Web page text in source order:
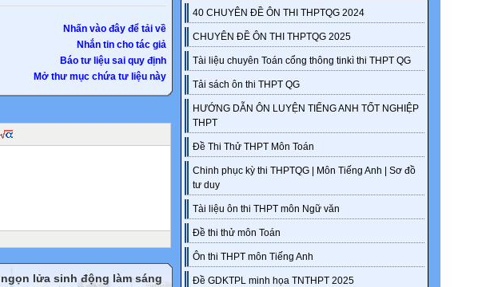
40 CHUYÊN ĐỀ ÔN THI THPTQG 2024
CHUYÊN ĐỀ ÔN THI THPTQG 2025
Tài liệu chuyên Toán cổng thông tinkì thi THPT QG
Tải sách ôn thi THPT QG
HƯỚNG DẪN ÔN LUYỆN TIẾNG ANH TỐT NGHIỆP
THPT
Đề Thi Thử THPT Môn Toán
Chinh phục kỳ thi THPTQG | Môn Tiếng Anh | Sơ đồ
tư duy
Tài liệu ôn thi THPT môn Ngữ văn
Đề thi thử môn Toán
Ôn thi THPT môn Tiếng Anh
Đề GDKTPL minh họa TNTHPT 2025
Nhấn vào đây để tải về
Nhắn tin cho tác giả
Báo tư liệu sai quy định
Mở thư mục chứa tư liệu này
lửa sinh động làm sáng